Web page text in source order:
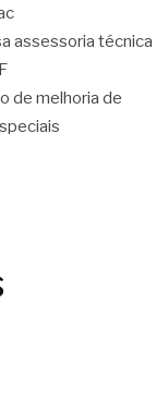
assessoria técnica
de melhoria de